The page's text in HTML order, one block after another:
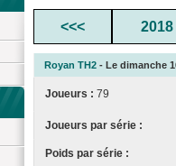
<<< 2018
Royan TH2 - Le dimanche
Joueurs : 79
Joueurs par série :
Poids par série :